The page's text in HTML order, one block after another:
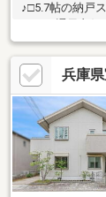
♪□5.7帖の納戸
小さなお子様
ビニ・スーパー
のお客様は、お
けます♪住宅ロ
す。お気軽にお
兵庫